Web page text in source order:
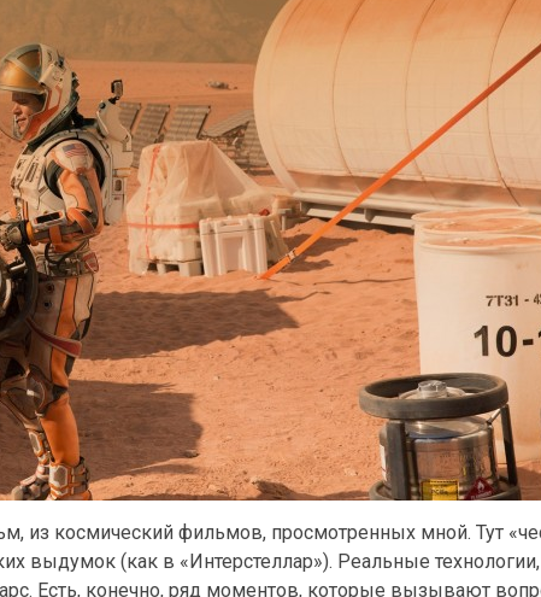
из космический фильмов, просмотренных мной. Тут
выдумок (как в «Интерстеллар»). Реальные
Есть, конечно, ряд моментов, которые вызывают